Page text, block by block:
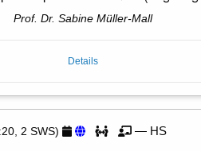
Prof. Dr. Sabine Müller-Mall
Details
2 SWS) — HS